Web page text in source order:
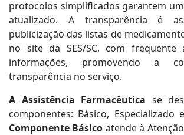
protocolos simplificados garantem
atualizado. A transparência é
publicização das listas de
no site da SES/SC, com frequente
informações, promovendo a
transparência no serviço.
A Assistência Farmacêutica se
componentes: Básico, Especializado
Componente Básico atende à